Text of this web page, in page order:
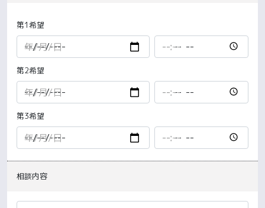
第1希望
第2希望
第3希望
相談内容